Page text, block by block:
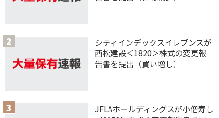
シティインデックスイレブンスが
西松建設＜1820＞株式の変更報
告書を提出（買い増し）
JFLAホールディングスが小僧寿し